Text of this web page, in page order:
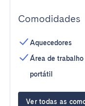
Comodidades
Aquecedores
Área de trabalho
portátil
Ver todas as